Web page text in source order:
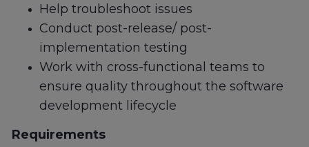
Help troubleshoot issues
Conduct post-release/ post-
implementation testing
Work with cross-functional teams to
ensure quality throughout the software
development lifecycle
Requirements